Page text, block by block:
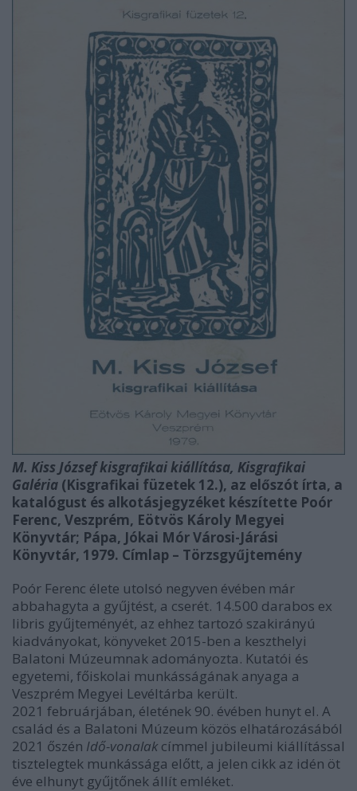
M. Kiss József kisgrafikai kiállítása, Kisgrafikai
Galéria (Kisgrafikai füzetek 12.), az előszót írta, a
katalógust és alkotásjegyzéket készítette Poór
Ferenc, Veszprém, Eötvös Károly Megyei
Könyvtár; Pápa, Jókai Mór Városi-Járási
Könyvtár, 1979. Címlap – Törzsgyűjtemény
Poór Ferenc élete utolsó negyven évében már
abbahagyta a gyűjtést, a cserét. 14.500 darabos ex
libris gyűjteményét, az ehhez tartozó szakirányú
kiadványokat, könyveket 2015-ben a keszthelyi
Balatoni Múzeumnak adományozta. Kutatói és
egyetemi, főiskolai munkásságának anyaga a
Veszprém Megyei Levéltárba került.
2021 februárjában, életének 90. évében hunyt el. A
család és a Balatoni Múzeum közös elhatározásából
2021 őszén Idő-vonalak címmel jubileumi kiállítással
tisztelegtek munkássága előtt, a jelen cikk az idén öt
éve elhunyt gyűjtőnek állít emléket.